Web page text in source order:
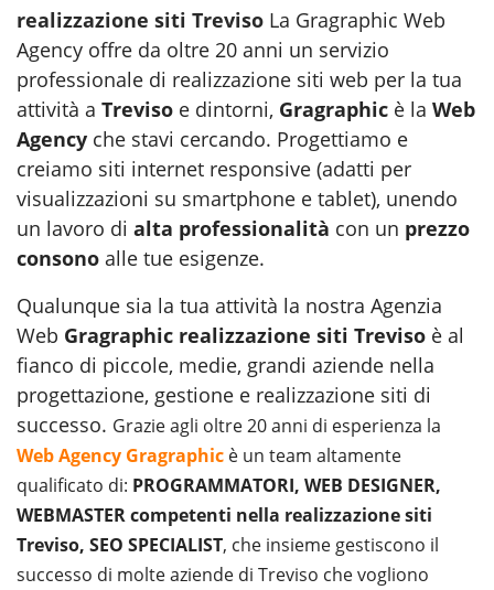
realizzazione siti Treviso La Gragraphic Web
Agency offre da oltre 20 anni un servizio
professionale di realizzazione siti web per la tua
attività a Treviso e dintorni, Gragraphic è la Web
Agency che stavi cercando. Progettiamo e
creiamo siti internet responsive (adatti per
visualizzazioni su smartphone e tablet), unendo
un lavoro di alta professionalità con un prezzo
consono alle tue esigenze.
Qualunque sia la tua attività la nostra Agenzia
Web Gragraphic realizzazione siti Treviso è al
fianco di piccole, medie, grandi aziende nella
progettazione, gestione e realizzazione siti di
successo. Grazie agli oltre 20 anni di esperienza la
Web Agency Gragraphic è un team altamente
qualificato di: PROGRAMMATORI, WEB DESIGNER,
WEBMASTER competenti nella realizzazione siti
Treviso, SEO SPECIALIST, che insieme gestiscono il
successo di molte aziende di Treviso che vogliono